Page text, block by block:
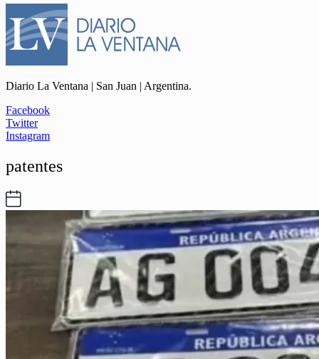
Diario La Ventana | San Juan | Argentina.
Facebook
Twitter
Instagram
patentes